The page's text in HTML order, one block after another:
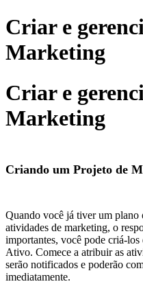
Criar e
Marketing
Criar e
Marketing
Criando um Projeto de
Quando você já tiver um plano
atividades de marketing, o
importantes, você pode criá-
Ativo. Comece a atribuir as
serão notificados e poderão
imediatamente.